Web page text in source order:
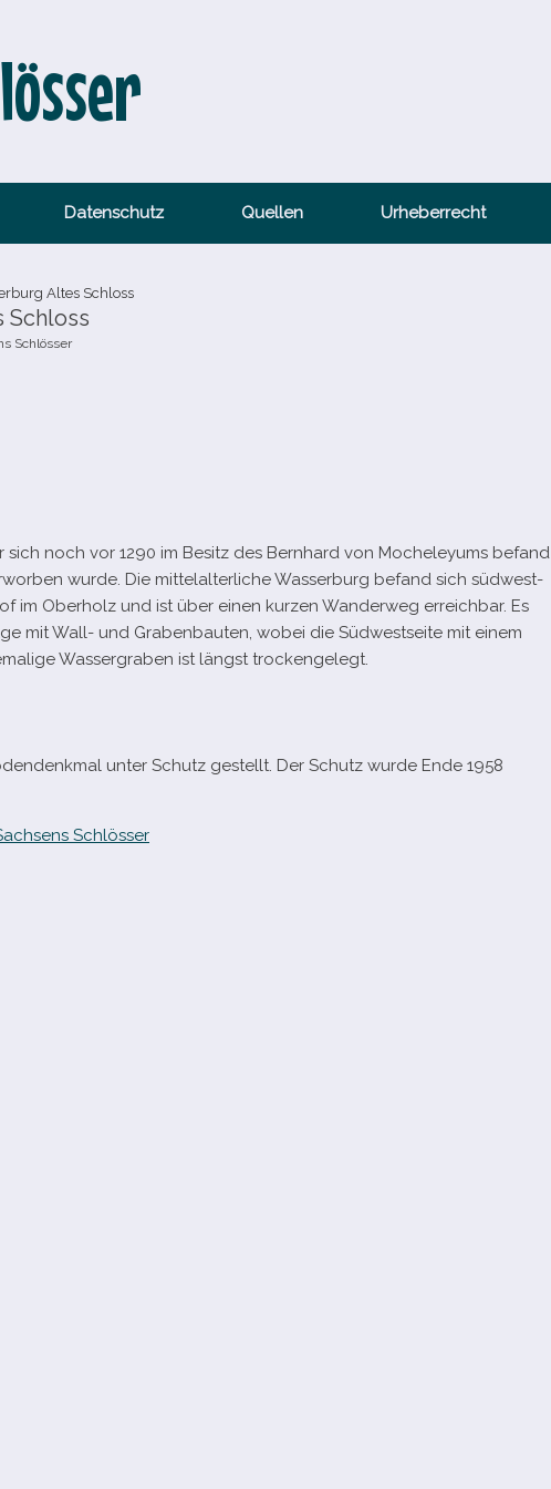
Datenschutz Quellen Urheberrecht
Altes Schloss
Schloss
Schlösser
sich noch vor 1290 im Besitz des Bernhard von Mocheleyums befand
wurde. Die mit­tel­al­ter­li­che Wasserburg befand sich süd­west­
im Oberholz und ist über einen kur­zen Wanderweg erreich­bar. Es
mit Wall- und Grabenbauten, wobei die Südwestseite mit einem
Wassergraben ist längst trockengelegt.
unter Schutz gestellt. Der Schutz wurde Ende 1958
Schlösser